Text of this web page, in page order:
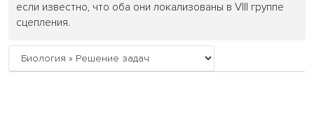
если известно, что оба они локализованы в VIII группе
сцепления.